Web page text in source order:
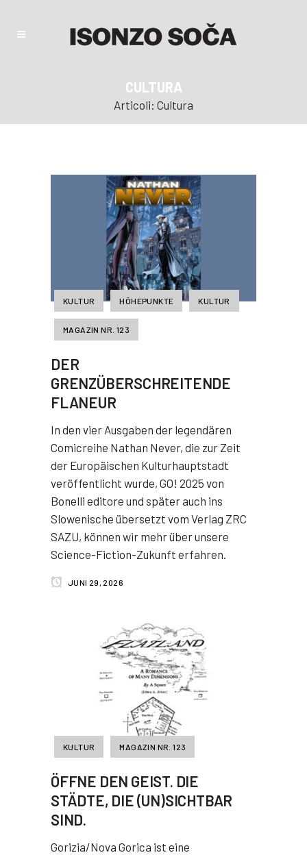
CULTURA
Articoli: Cultura
KULTUR HÖHEPUNKTE KULTUR
MAGAZIN NR. 123
DER
GRENZÜBERSCHREITENDE
FLANEUR
In den vier Ausgaben der legendären
Comicreihe Nathan Never, die zur Zeit
der Europäischen Kulturhauptstadt
veröffentlicht wurde, GO! 2025 von
Bonelli editore und später auch ins
Slowenische übersetzt vom Verlag ZRC
SAZU, können wir mehr über unsere
Science-Fiction-Zukunft erfahren.
JUNI 29, 2026
KULTUR MAGAZIN NR. 123
ÖFFNE DEN GEIST. DIE
STÄDTE, DIE (UN)SICHTBAR
SIND.
Gorizia/Nova Gorica ist eine